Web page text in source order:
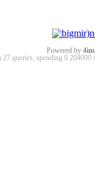
Powered by
27 queries, spending